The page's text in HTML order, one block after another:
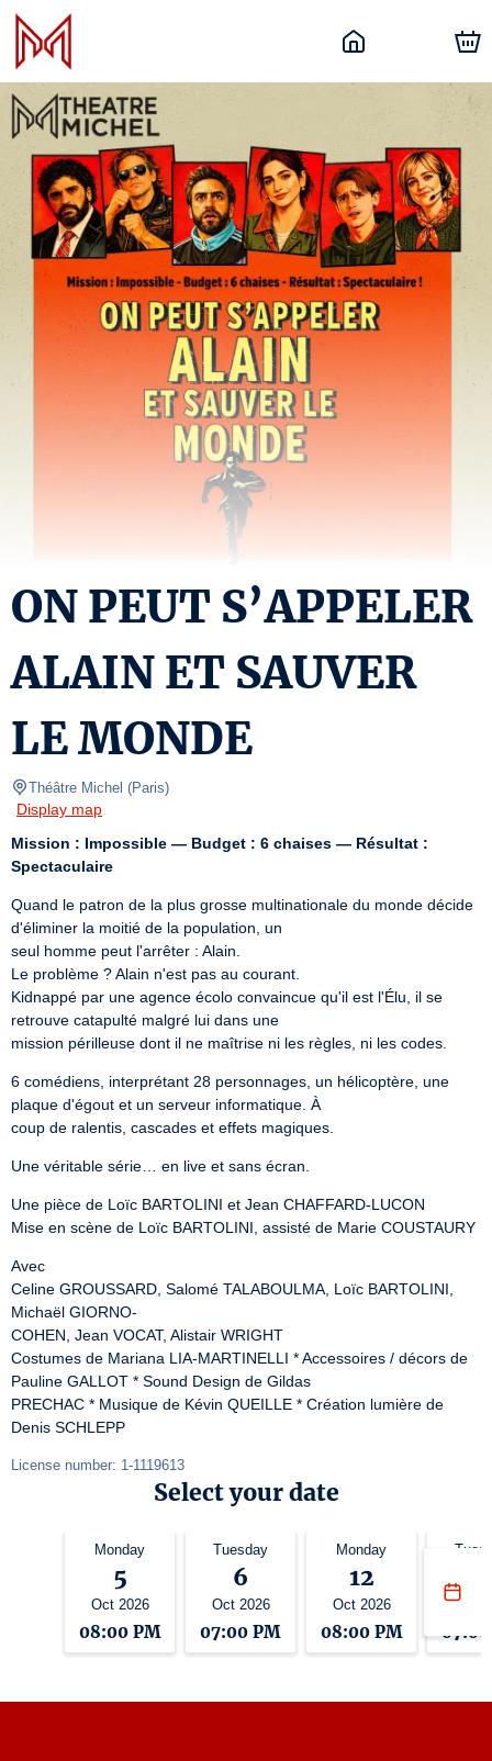
ON PEUT S’APPELER
ALAIN ET SAUVER
LE MONDE
Théâtre Michel (Paris)
Display map
Mission : Impossible — Budget : 6 chaises — Résultat :
Spectaculaire
Quand le patron de la plus grosse multinationale du monde décide
d'éliminer la moitié de la population, un
seul homme peut l'arrêter : Alain.
Le problème ? Alain n'est pas au courant.
Kidnappé par une agence écolo convaincue qu'il est l'Élu, il se
retrouve catapulté malgré lui dans une
mission périlleuse dont il ne maîtrise ni les règles, ni les codes.
6 comédiens, interprétant 28 personnages, un hélicoptère, une
plaque d'égout et un serveur informatique. À
coup de ralentis, cascades et effets magiques.
Une véritable série… en live et sans écran.
Une pièce de Loïc BARTOLINI et Jean CHAFFARD-LUCON
Mise en scène de Loïc BARTOLINI, assisté de Marie COUSTAURY
Avec
Celine GROUSSARD, Salomé TALABOULMA, Loïc BARTOLINI,
Michaël GIORNO-
COHEN, Jean VOCAT, Alistair WRIGHT
Costumes de Mariana LIA-MARTINELLI * Accessoires / décors de
Pauline GALLOT * Sound Design de Gildas
PRECHAC * Musique de Kévin QUEILLE * Création lumière de
Denis SCHLEPP
License number: 1-1119613
Select your date
Monday
5
Oct 2026
08:00 PM
Tuesday
6
Oct 2026
07:00 PM
Monday
12
Oct 2026
08:00 PM
Oct